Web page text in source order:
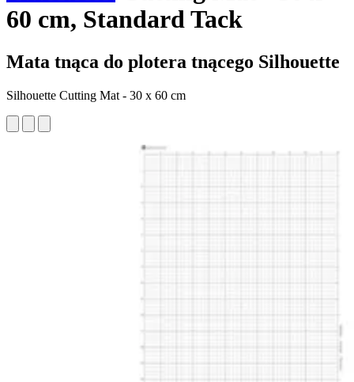
60 cm, Standard Tack
Mata tnąca do plotera tnącego Silhouette
Silhouette Cutting Mat - 30 x 60 cm